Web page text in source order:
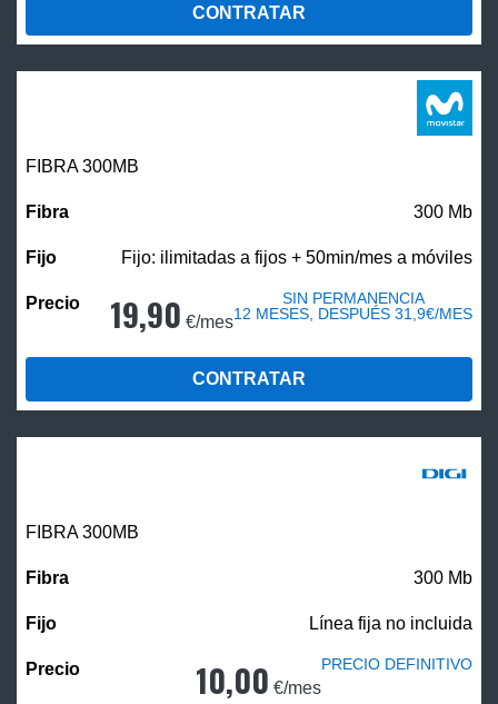
CONTRATAR
FIBRA 300MB
300 Mb
Fijo: ilimitadas a fijos + 50min/mes a móviles
19,90 €/mes
SIN PERMANENCIA
12 MESES, DESPUÉS 31,9€/MES
CONTRATAR
FIBRA 300MB
300 Mb
Línea fija no incluida
10,00 €/mes
PRECIO DEFINITIVO